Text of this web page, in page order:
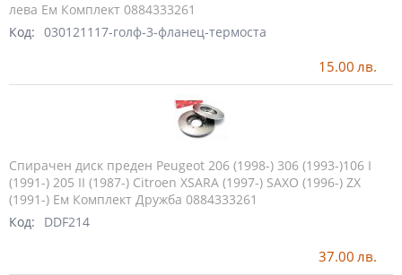
лева Ем Комплект 0884333261
Код: 030121117-голф-3-фланец-термоста
15.00 лв.
Спирачен диск преден Peugeot 206 (1998-) 306 (1993-)106 I
(1991-) 205 II (1987-) Citroen XSARA (1997-) SAXO (1996-) ZX
(1991-) Ем Комплект Дружба 0884333261
Код:
DDF214
37.00 лв.